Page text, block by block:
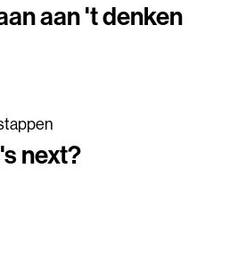
aan 't denken
next?